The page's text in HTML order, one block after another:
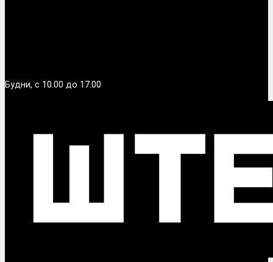
Будни, с 10.00 до 17.00